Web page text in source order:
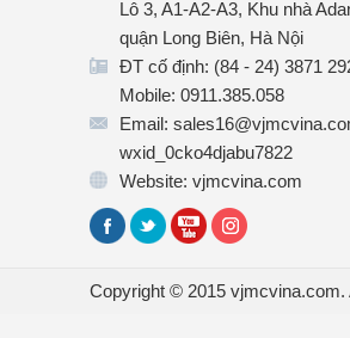
Lô 3, A1-A2-A3, Khu nhà
quận Long Biên, Hà Nội
ĐT cố định: (84 - 24) 3871
Mobile: 0911.385.058
Email:
wxid_0cko4djabu7822
Website: vjmcvina.com
Copyright © 2015 vjmcvina.com.